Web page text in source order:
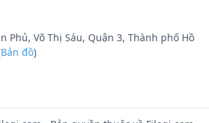
Phủ, Võ Thị Sáu, Quận 3, Thành phố Hồ
Bản đồ)